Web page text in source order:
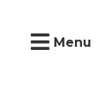
Menu